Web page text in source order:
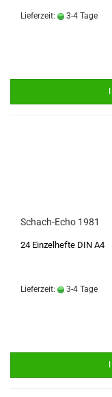
Lieferzeit: 3-4 Tage
Schach-Echo 1981
24 Einzelhefte DIN A4
Lieferzeit: 3-4 Tage